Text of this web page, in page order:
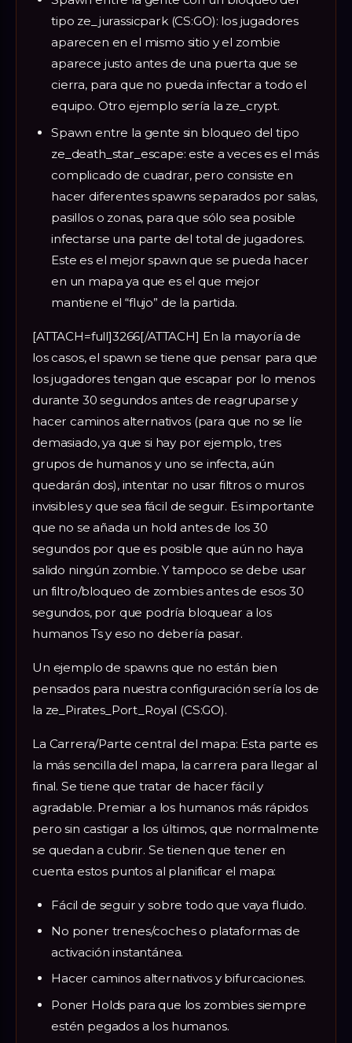
tipo ze_jurassicpark (CS:GO): los jugadores
aparecen en el mismo sitio y el zombie
aparece justo antes de una puerta que se
cierra, para que no pueda infectar a todo el
equipo. Otro ejemplo sería la ze_crypt.
Spawn entre la gente sin bloqueo del tipo
ze_death_star_escape: este a veces es el más
complicado de cuadrar, pero consiste en
hacer diferentes spawns separados por salas,
pasillos o zonas, para que sólo sea posible
infectarse una parte del total de jugadores.
Este es el mejor spawn que se pueda hacer
en un mapa ya que es el que mejor
mantiene el “flujo” de la partida.
[ATTACH=full]3266[/ATTACH] En la mayoría de
los casos, el spawn se tiene que pensar para que
los jugadores tengan que escapar por lo menos
durante 30 segundos antes de reagruparse y
hacer caminos alternativos (para que no se líe
demasiado, ya que si hay por ejemplo, tres
grupos de humanos y uno se infecta, aún
quedarán dos), intentar no usar filtros o muros
invisibles y que sea fácil de seguir. Es importante
que no se añada un hold antes de los 30
segundos por que es posible que aún no haya
salido ningún zombie. Y tampoco se debe usar
un filtro/bloqueo de zombies antes de esos 30
segundos, por que podría bloquear a los
humanos Ts y eso no debería pasar.
Un ejemplo de spawns que no están bien
pensados para nuestra configuración sería los de
la ze_Pirates_Port_Royal (CS:GO).
La Carrera/Parte central del mapa: Esta parte es
la más sencilla del mapa, la carrera para llegar al
final. Se tiene que tratar de hacer fácil y
agradable. Premiar a los humanos más rápidos
pero sin castigar a los últimos, que normalmente
se quedan a cubrir. Se tienen que tener en
cuenta estos puntos al planificar el mapa:
Fácil de seguir y sobre todo que vaya fluido.
No poner trenes/coches o plataformas de
activación instantánea.
Hacer caminos alternativos y bifurcaciones.
Poner Holds para que los zombies siempre
estén pegados a los humanos.